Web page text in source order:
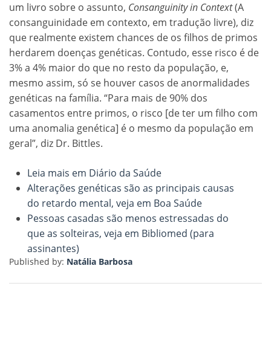
um livro sobre o assunto, Consanguinity in Context(A
consanguinidade em contexto, em tradução livre), diz
que realmente existem chances de os filhos de primos
herdarem doenças genéticas. Contudo, esse risco é de
3% a 4% maior do que no resto da população, e,
mesmo assim, só se houver casos de anormalidades
genéticas na família. “Para mais de 90% dos
casamentos entre primos, o risco [de ter um filho com
uma anomalia genética] é o mesmo da população em
geral”, diz Dr. Bittles.
Leia mais em Diário da Saúde
Alterações genéticas são as principais causas
do retardo mental, veja em Boa Saúde
Pessoas casadas são menos estressadas do
que as solteiras, veja em Bibliomed (para
assinantes)
Published by: Natália Barbosa